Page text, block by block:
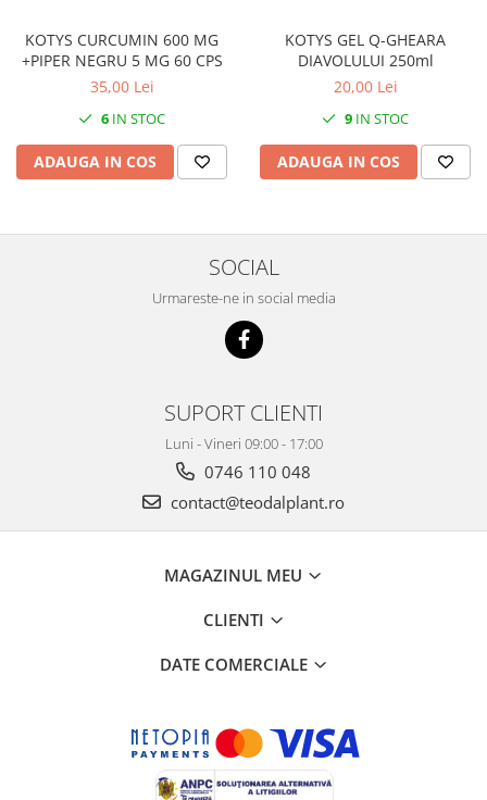
KOTYS CURCUMIN 600 MG
+PIPER NEGRU 5 MG 60 CPS
35,00 Lei
6 IN STOC
ADAUGA IN COS
KOTYS GEL Q-GHEARA
DIAVOLULUI 250ml
20,00 Lei
9 IN STOC
ADAUGA IN COS
SOCIAL
Urmareste-ne in social media
SUPORT CLIENTI
Luni - Vineri 09:00 - 17:00
0746 110 048
contact@teodalplant.ro
MAGAZINUL MEU
CLIENTI
DATE COMERCIALE